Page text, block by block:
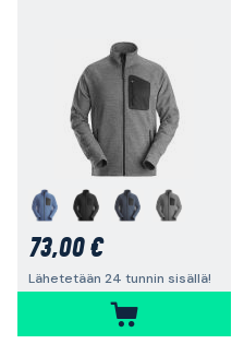
73,00 €
Lähetetään 24 tunnin sisällä!